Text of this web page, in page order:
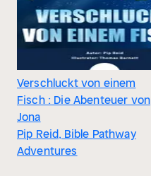
Verschluckt von einem
Fisch : Die Abenteuer von
Jona
Pip Reid, Bible Pathway
Adventures